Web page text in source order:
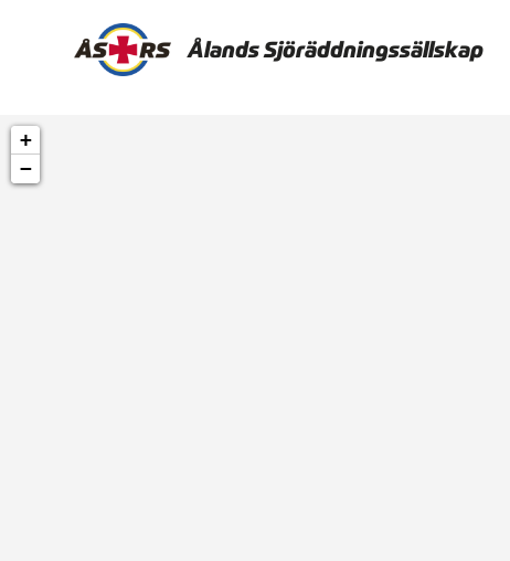
Ålands Sjöräddningssällskap
+
−